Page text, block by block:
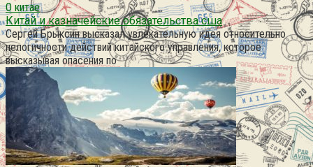
О китае
Китай и казначейские обязательства сша
Сергей Брыксин высказал увлекательную идея относительно
нелогичности действий китайского управления, которое
высказывая опасения по